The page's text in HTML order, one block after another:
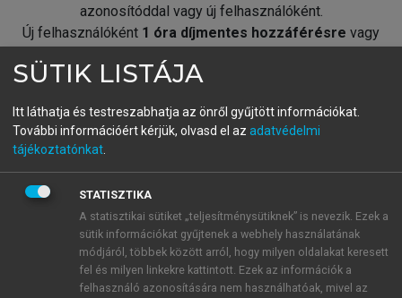
azonosítóddal vagy új felhasználóként.
Új felhasználóként 1 óra díjmentes hozzáférésre vagy
fiókoddal,vagy hozz létre új fiókot.
A regisztráció után apróbaidőszakautomatikusan
BELÉPÉS SAJÁT FIÓKKAL
ÚJ FIÓK LÉTREHOZÁSA
1 óra díjmentes hozzáférés
SÜTIK LISTÁJA
Itt láthatja és testreszabhatja az önről gyűjtött információkat.
További információért kérjük, olvasd el az adatvédelmi
tájékoztatónkat
STATISZTIKA
A statisztikai sütiket „teljesítménysütiknek” is nevezik. Ezek a
sütik információkat gyűjtenek a webhely használatának
módjáról, többek között arról, hogy milyen oldalakat keresett
fel és milyen linkekre kattintott. Ezek az információk a
felhasználó azonosítására nem használhatóak, mivel az